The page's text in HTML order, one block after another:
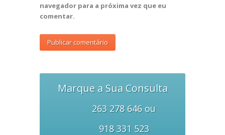
navegador para a próxima vez que eu
comentar.
Marque a Sua Consulta
263 278 646 ou
918 331 523